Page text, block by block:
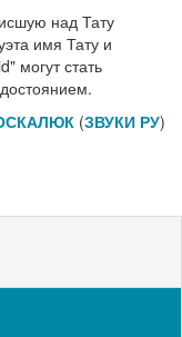
над Тату
имя Тату и
могут стать
(ЗВУКИ РУ)